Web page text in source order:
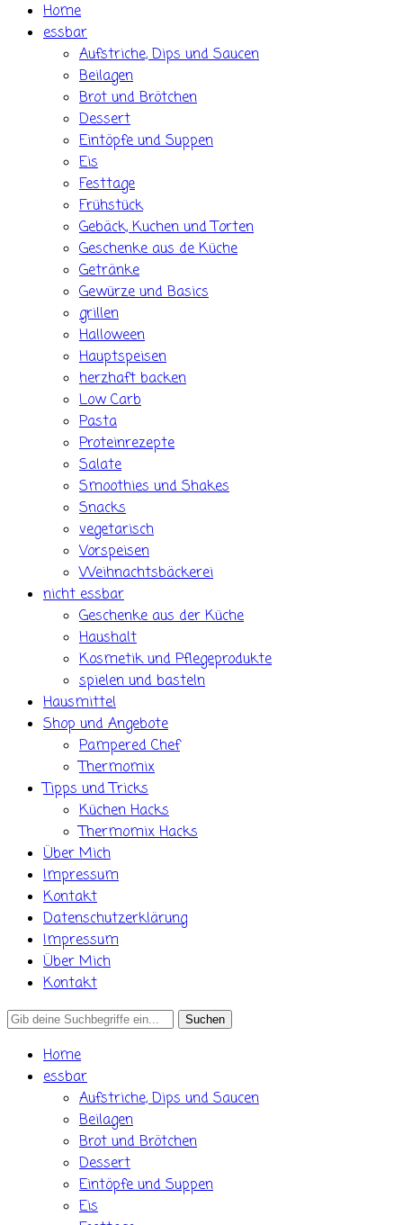
Home
essbar
Aufstriche, Dips und Saucen
Beilagen
Brot und Brötchen
Dessert
Eintöpfe und Suppen
Eis
Festtage
Frühstück
Gebäck, Kuchen und Torten
Geschenke aus de Küche
Getränke
Gewürze und Basics
grillen
Halloween
Hauptspeisen
herzhaft backen
Low Carb
Pasta
Proteinrezepte
Salate
Smoothies und Shakes
Snacks
vegetarisch
Vorspeisen
Weihnachtsbäckerei
nicht essbar
Geschenke aus der Küche
Haushalt
Kosmetik und Pflegeprodukte
spielen und basteln
Hausmittel
Shop und Angebote
Pampered Chef
Thermomix
Tipps und Tricks
Küchen Hacks
Thermomix Hacks
Über Mich
Impressum
Kontakt
Datenschutzerklärung
Impressum
Über Mich
Kontakt
Search
Home
essbar
Aufstriche, Dips und Saucen
Beilagen
Brot und Brötchen
Dessert
Eintöpfe und Suppen
Eis